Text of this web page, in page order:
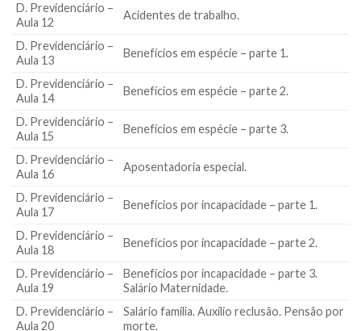
D. Previdenciário –
Aula 12
Acidentes de trabalho.
D. Previdenciário –
Aula 13
Benefícios em espécie – parte 1.
D. Previdenciário –
Aula 14
Benefícios em espécie – parte 2.
D. Previdenciário –
Aula 15
Benefícios em espécie – parte 3.
D. Previdenciário –
Aula 16
Aposentadoria especial.
D. Previdenciário –
Aula 17
Benefícios por incapacidade – parte 1.
D. Previdenciário –
Aula 18
Benefícios por incapacidade – parte 2.
D. Previdenciário –
Aula 19
Benefícios por incapacidade – parte 3.
Salário Maternidade.
D. Previdenciário –
Aula 20
Salário família. Auxílio reclusão. Pensão por
morte.